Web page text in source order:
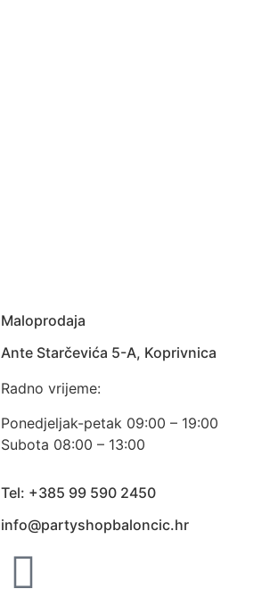
Maloprodaja
Ante Starčevića 5-A, Koprivnica
Radno vrijeme:
Ponedjeljak-petak 09:00 – 19:00
Subota 08:00 – 13:00
Tel: +385 99 590 2450
info@partyshopbaloncic.hr